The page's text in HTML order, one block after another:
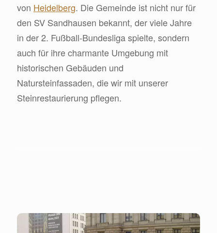
von Heidelberg. Die Gemeinde ist nicht nur für
den SV Sandhausen bekannt, der viele Jahre
in der 2. Fußball-Bundesliga spielte, sondern
auch für ihre charmante Umgebung mit
historischen Gebäuden und
Natursteinfassaden, die wir mit unserer
Steinrestaurierung pflegen.